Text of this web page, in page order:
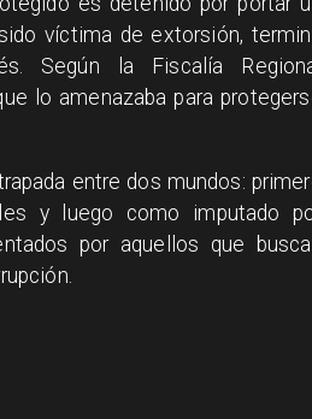
víctima de extorsión,
Según la Fiscalía
lo amenazaba para
entre dos mundos:
y luego como imputado
por aquellos que